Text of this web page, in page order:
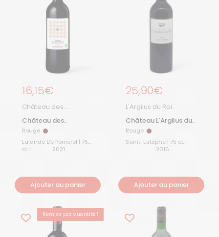
Prix régulier
16,15€
Château des
Annereaux
Château des
Biscarrats 2021
Rouge Rouge
Lalande De Pomerol | 75
cL |
2021
Ajouter au panier
Prix régulier
25,90€
L'Argilus du Roi
Château L'Argilus du
Roi 2016
Rouge Rouge
Saint-Estèphe | 75 cL |
2016
Ajouter au panier
Remise par quantité !